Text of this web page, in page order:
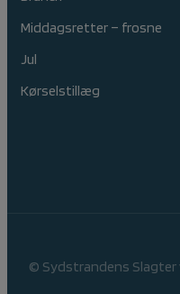
Middagsretter – frosne
Jul
Kørselstillæg
© Sydstrandens Slagter